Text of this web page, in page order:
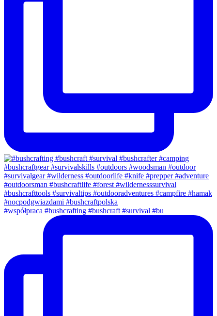
#współpraca #bushcrafting #bushcraft #survival #bu